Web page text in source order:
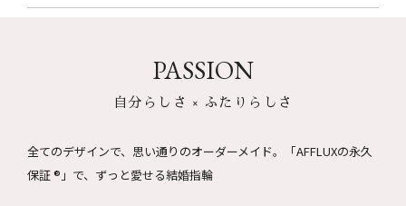
PASSION
自分らしさ × ふたりらしさ
全てのデザインで、思い通りのオーダーメイド。
「AFFLUXの永久
保証 ®」で、ずっと愛せる結婚指輪